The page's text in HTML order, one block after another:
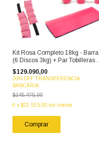
Kit Rosa Completo 18kg - Barra
(6 Discos 3kg) + Par Tobilleras
2kg + Bandas x3 + Rueda
Abdominal + Par Mancuernas
3kg + Colchoneta
$129.090,00
20% OFF TRANSFERENCIA
BANCARIA
$145.475,00
6 x $21.515,00 sin interés